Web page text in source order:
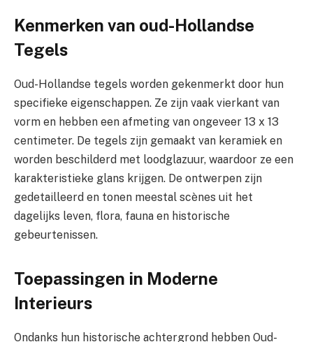
Kenmerken van oud-Hollandse
Tegels
Oud-Hollandse tegels worden gekenmerkt door hun
specifieke eigenschappen. Ze zijn vaak vierkant van
vorm en hebben een afmeting van ongeveer 13 x 13
centimeter. De tegels zijn gemaakt van keramiek en
worden beschilderd met loodglazuur, waardoor ze een
karakteristieke glans krijgen. De ontwerpen zijn
gedetailleerd en tonen meestal scènes uit het
dagelijks leven, flora, fauna en historische
gebeurtenissen.
Toepassingen in Moderne
Interieurs
Ondanks hun historische achtergrond hebben Oud-